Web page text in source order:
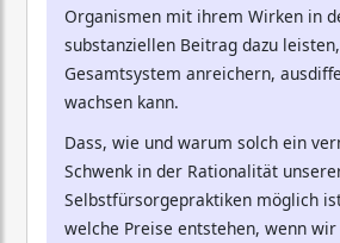
Organismen mit ihrem Wirken in
substanziellen Beitrag dazu
Gesamtsystem anreichern,
wachsen kann.
Dass, wie und warum solch ein
Schwenk in der Rationalität
Selbstfürsorgepraktiken möglich
welche Preise entstehen, wenn